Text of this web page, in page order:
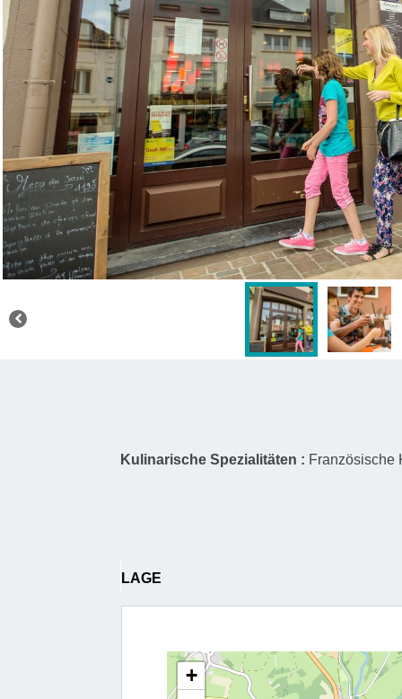
Kulinarische Spezialitäten : Französische
LAGE
+